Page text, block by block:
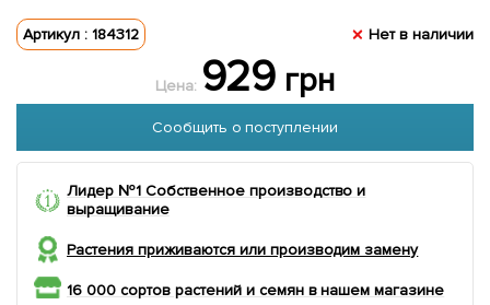
Артикул : 184312 Нет в наличии
Цена: 929 грн
Сообщить о поступлении
Лидер №1 Собственное производство и
выращивание
Растения приживаются или производим замену
16 000 сортов растений и семян в нашем магазине